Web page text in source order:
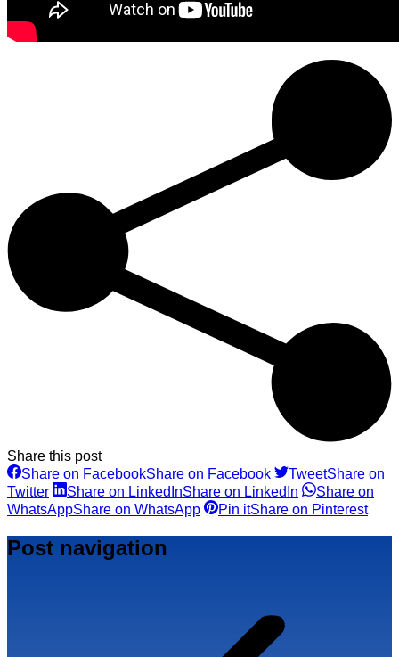
Share this post
Share on FacebookShare on Facebook TweetShare on
Twitter
Share on LinkedInShare on LinkedIn
Share on
WhatsAppShare on WhatsApp Pin itShare on Pinterest
Post navigation